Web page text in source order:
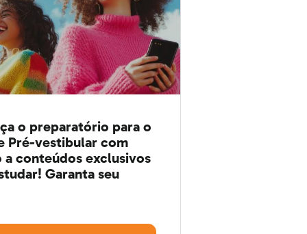
o preparatório para o
Pré-vestibular com
a conteúdos exclusivos
Garanta seu